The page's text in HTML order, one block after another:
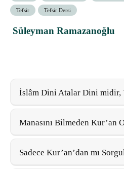
Tefsir Tefsir Dersi
Süleyman Ramazanoğlu
İslâm Dini Atalar Dini midir,
Manasını Bilmeden Kur’an
Sadece Kur’an’dan mı